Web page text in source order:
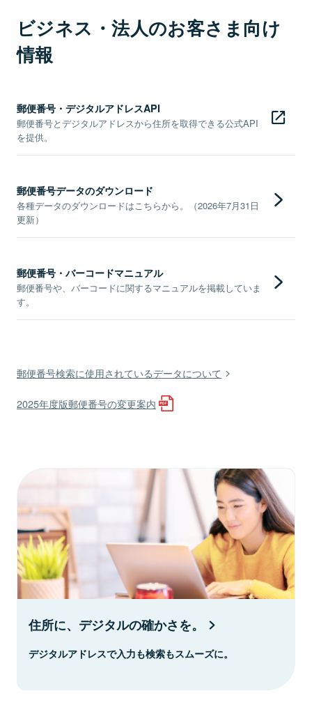
ビジネス・法人のお客さま向け
情報
郵便番号・デジタルアドレスAPI
郵便番号とデジタルアドレスから住所を取得できる公式API
を提供。
郵便番号データのダウンロード
各種データのダウンロードはこちらから。（2026年7月31日
更新）
郵便番号・バーコードマニュアル
郵便番号や、バーコードに関するマニュアルを掲載していま
す。
郵便番号検索に使用されているデータについて
2025年度版郵便番号の変更案内
住所に、デジタルの確かさを。
デジタルアドレスで入力も検索もスムーズに。